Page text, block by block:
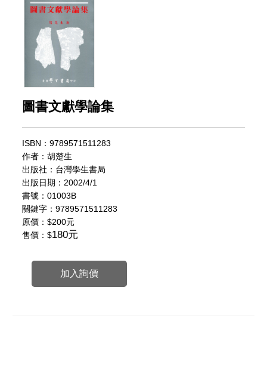
圖書文獻學論集
ISBN：9789571511283
作者：胡楚生
出版社：台灣學生書局
出版日期：2002/4/1
書號：01003B
關鍵字：9789571511283
原價：$200元
售價：$180元
加入詢價